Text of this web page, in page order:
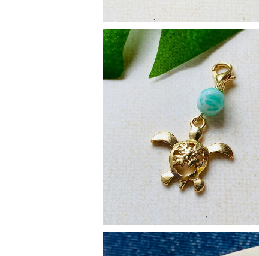
幸せを運んでくれる【ホヌ】のマスク
¥500